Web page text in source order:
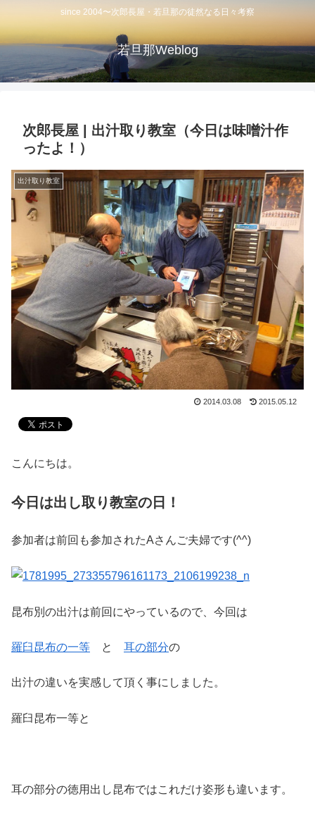
since 2004〜次郎長屋・若旦那の徒然なる日々考察
若旦那Weblog
次郎長屋 | 出汁取り教室（今日は味噌汁作
ったよ！）
出汁取り教室
2014.03.08 2015.05.12
こんにちは。
今日は出し取り教室の日！
参加者は前回も参加されたAさんご夫婦です(^^)
昆布別の出汁は前回にやっているので、今回は
羅臼昆布の一等 と 耳の部分の
出汁の違いを実感して頂く事にしました。
羅臼昆布一等と
耳の部分の徳用出し昆布ではこれだけ姿形も違います。